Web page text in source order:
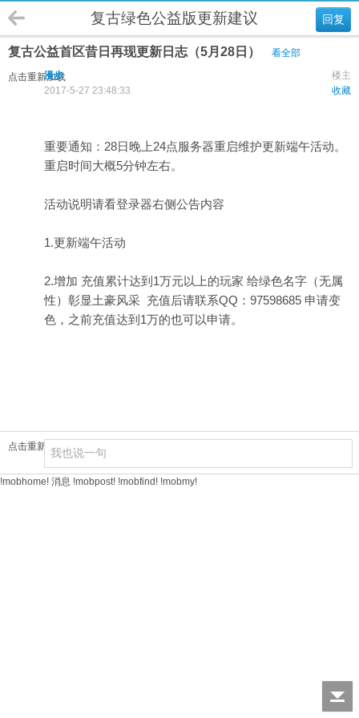
回复
复古绿色公益版更新建议
复古公益首区昔日再现更新日志（5月28日） 看全部
点击重新加载 楼主
漫步
收藏
2017-5-27 23:48:33
重要通知：28日晚上24点服务器重启维护更新端午活动。
重启时间大概5分钟左右。
活动说明请看登录器右侧公告内容
1.更新端午活动
2.增加 充值累计达到1万元以上的玩家 给绿色名字（无属
性）彰显土豪风采 充值后请联系QQ：97598685 申请变
色，之前充值达到1万的也可以申请。
点击重新加载
!mobhome! 消息 !mobpost! !mobfind! !mobmy!